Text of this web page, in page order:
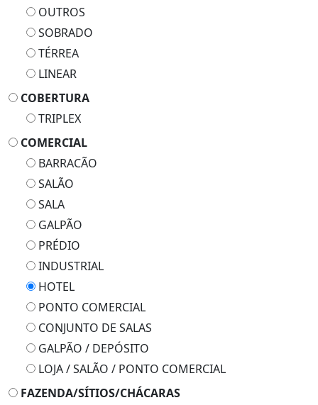
OUTROS
SOBRADO
TÉRREA
LINEAR
COBERTURA
TRIPLEX
COMERCIAL
BARRACÃO
SALÃO
SALA
GALPÃO
PRÉDIO
INDUSTRIAL
HOTEL
PONTO COMERCIAL
CONJUNTO DE SALAS
GALPÃO / DEPÓSITO
LOJA / SALÃO / PONTO COMERCIAL
FAZENDA/SÍTIOS/CHÁCARAS